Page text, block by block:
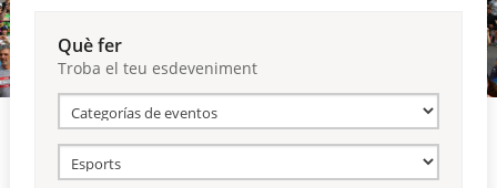
Reserves
Què fer
Troba el teu esdeveniment